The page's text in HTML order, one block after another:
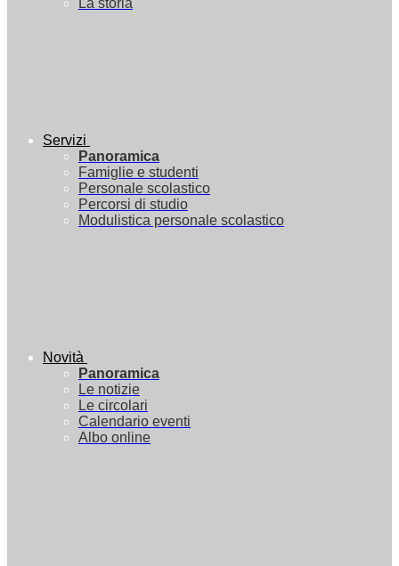
La storia
Servizi
Panoramica
Famiglie e studenti
Personale scolastico
Percorsi di studio
Modulistica personale scolastico
Novità
Panoramica
Le notizie
Le circolari
Calendario eventi
Albo online